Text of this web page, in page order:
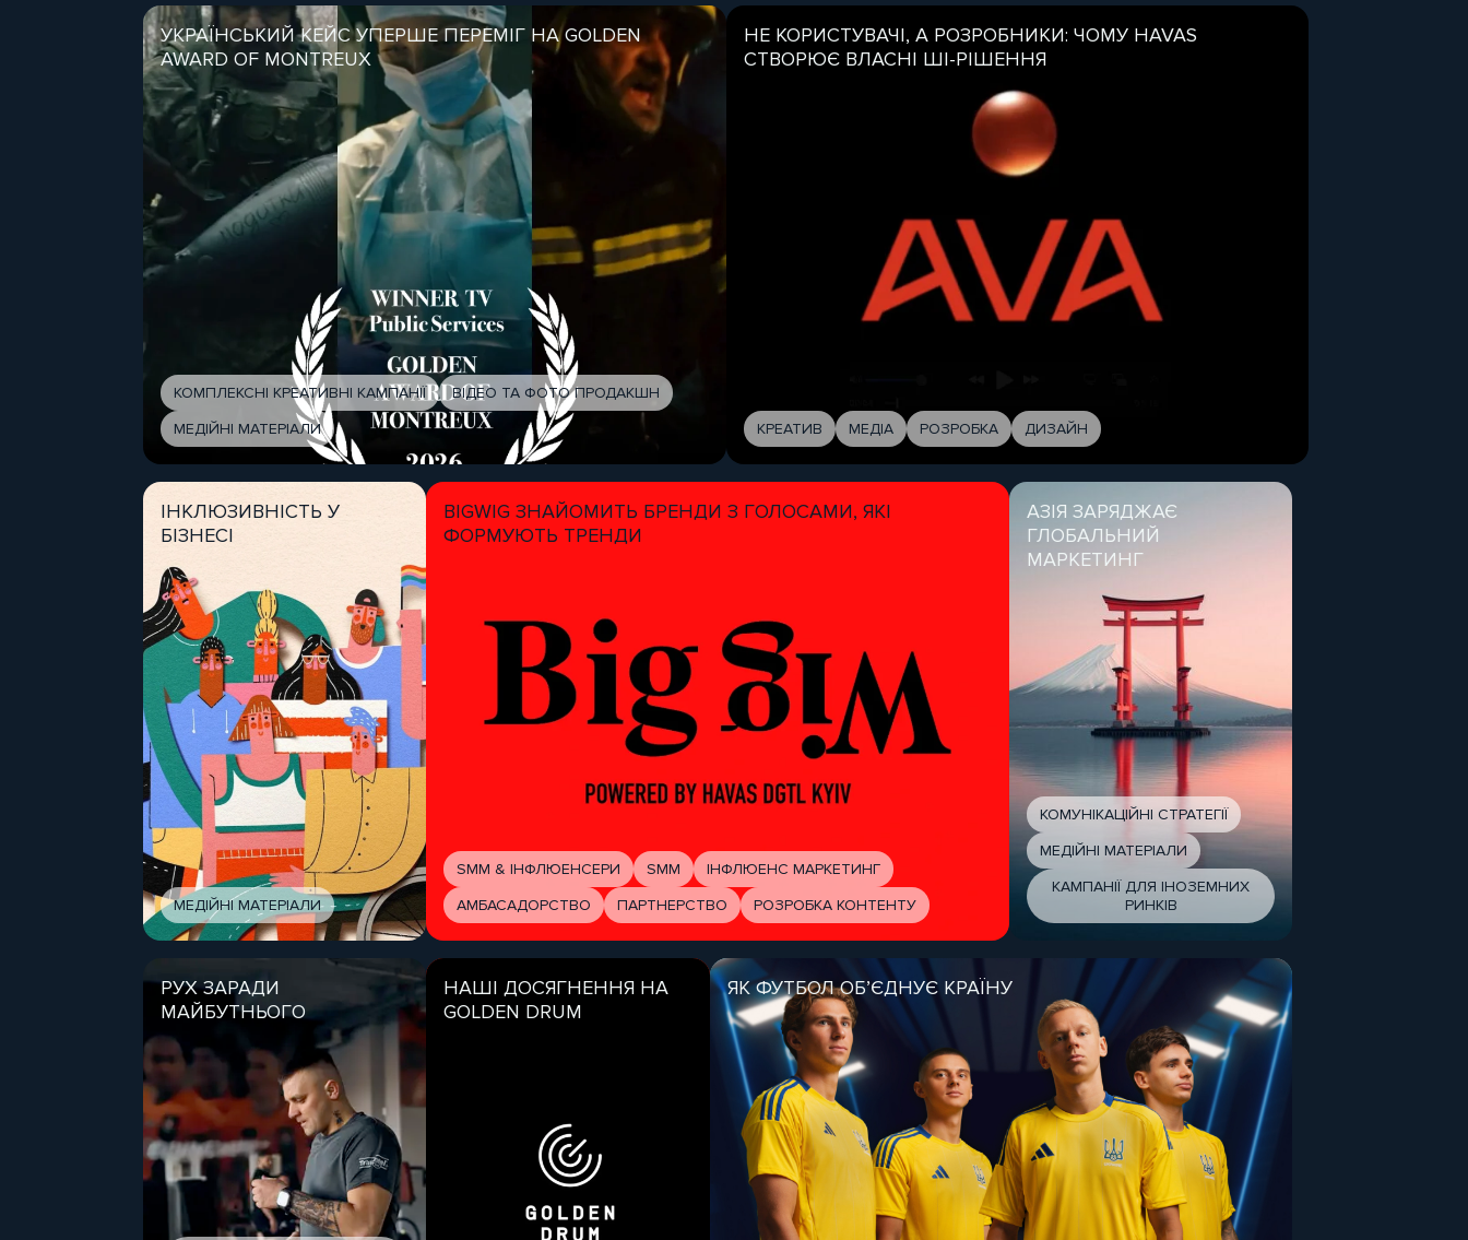
УКРАЇНСЬКИЙ КЕЙС УПЕРШЕ ПЕРЕМІГ НА GOLDEN
AWARD OF MONTREUX
КОМПЛЕКСНІ КРЕАТИВНІ КАМПАНІЇ
ВІДЕО ТА ФОТО ПРОДАКШН
МЕДІЙНІ МАТЕРІАЛИ
НЕ КОРИСТУВАЧІ, А РОЗРОБНИКИ: ЧОМУ HAVAS
СТВОРЮЄ ВЛАСНІ ШІ-РІШЕННЯ
КРЕАТИВ МЕДІА РОЗРОБКА ДИЗАЙН
ІНКЛЮЗИВНІСТЬ У
БІЗНЕСІ
МЕДІЙНІ МАТЕРІАЛИ
BIGWIG ЗНАЙОМИТЬ БРЕНДИ З ГОЛОСАМИ, ЯКІ
ФОРМУЮТЬ ТРЕНДИ
SMM & ІНФЛЮЕНСЕРИ SMM
ІНФЛЮЕНС МАРКЕТИНГ
АМБАСАДОРСТВО
ПАРТНЕРСТВО РОЗРОБКА КОНТЕНТУ
АЗІЯ ЗАРЯДЖАЄ
ГЛОБАЛЬНИЙ
МАРКЕТИНГ
КОМУНІКАЦІЙНІ СТРАТЕГІЇ
МЕДІЙНІ МАТЕРІАЛИ
КАМПАНІЇ ДЛЯ ІНОЗЕМНИХ
РИНКІВ
РУХ ЗАРАДИ
МАЙБУТНЬОГО
НАШІ ДОСЯГНЕННЯ НА
GOLDEN DRUM
ЯК ФУТБОЛ ОБ’ЄДНУЄ КРАЇНУ